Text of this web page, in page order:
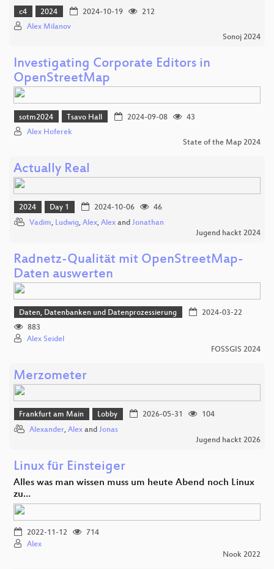
c4 2024 2024-10-19
212
Alex Milanov
Sonoj 2024
Investigating Corporate Editors in
OpenStreetMap
sotm2024 Tsavo Hall 2024-09-08
43
Alex Hoferek
State of the Map 2024
Actually Real
2024 Day 1 2024-10-06
46
Vadim, Ludwig, Alex, Alex and Jonathan
Jugend hackt 2024
Radnetz-Qualität mit OpenStreetMap-
Daten auswerten
Daten, Datenbanken und Datenprozessierung
2024-03-22
883
Alex Seidel
FOSSGIS 2024
Merzometer
Frankfurt am Main Lobby 2026-05-31
104
Alexander, Alex and Jonas
Jugend hackt 2026
Linux für Einsteiger
Alles was man wissen muss um heute Abend noch Linux
zu…
2022-11-12
714
Alex
Nook 2022